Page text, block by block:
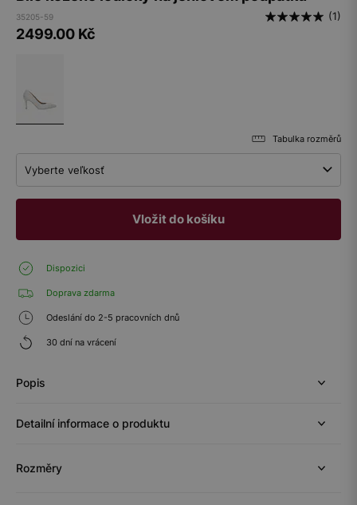
35205-59 (1)
2499.00 Kč
Tabulka rozměrů
Vyberte veľkosť
Vložit do košíku
Dispozici
Doprava zdarma
Odeslání do 2-5 pracovních dnů
30 dní na vrácení
Popis
Detailní informace o produktu
Rozměry